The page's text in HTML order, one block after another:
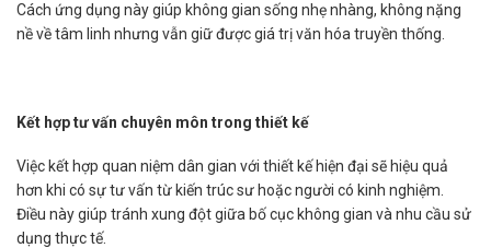
Cách ứng dụng này giúp không gian sống nhẹ nhàng, không nặng
nề về tâm linh nhưng vẫn giữ được giá trị văn hóa truyền thống.
Kết hợp tư vấn chuyên môn trong thiết kế
Việc kết hợp quan niệm dân gian với thiết kế hiện đại sẽ hiệu quả
hơn khi có sự tư vấn từ kiến trúc sư hoặc người có kinh nghiệm.
Điều này giúp tránh xung đột giữa bố cục không gian và nhu cầu sử
dụng thực tế.